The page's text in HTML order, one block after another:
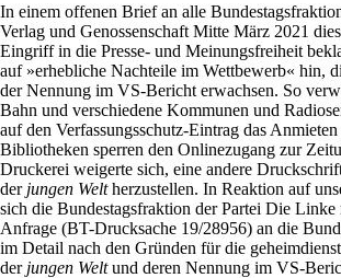
In einem offenen Brief an alle
Verlag und Genossenschaft Mitte März 2021
Eingriff in die Presse- und Meinungsfreiheit
auf »erhebliche Nachteile im Wettbewerb« hin,
der Nennung im VS-Bericht erwachsen. So
Bahn und verschiedene Kommunen und
auf den Verfassungsschutz-Eintrag das
Bibliotheken sperren den Onlinezugang zur
Druckerei weigerte sich, eine andere
der jungen Weltherzustellen. In Reaktion auf
sich die Bundestagsfraktion der Partei Die
Anfrage (BT-Drucksache 19/28956) an die
im Detail nach den Gründen für die
der jungen Weltund deren Nennung im VS-